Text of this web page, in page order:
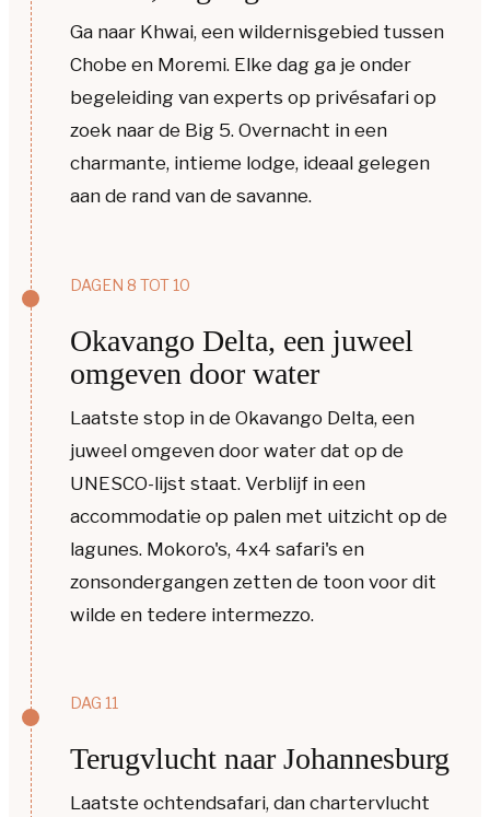
Ga naar Khwai, een wildernisgebied tussen
Chobe en Moremi. Elke dag ga je onder
begeleiding van experts op privésafari op
zoek naar de Big 5. Overnacht in een
charmante, intieme lodge, ideaal gelegen
aan de rand van de savanne.
DAGEN 8 TOT 10
Okavango Delta, een juweel
omgeven door water
Laatste stop in de Okavango Delta, een
juweel omgeven door water dat op de
UNESCO-lijst staat. Verblijf in een
accommodatie op palen met uitzicht op de
lagunes. Mokoro's, 4x4 safari's en
zonsondergangen zetten de toon voor dit
wilde en tedere intermezzo.
DAG 11
Terugvlucht naar Johannesburg
Laatste ochtendsafari, dan chartervlucht